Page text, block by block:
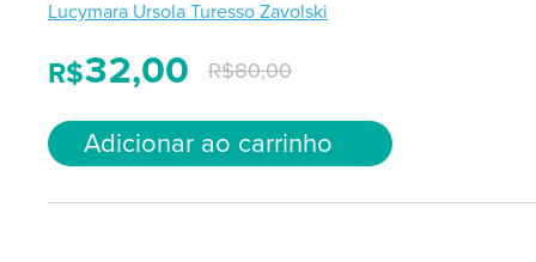
Lucymara Ursola Turesso Zavolski
R$80,00
R$32,00
Adicionar ao carrinho